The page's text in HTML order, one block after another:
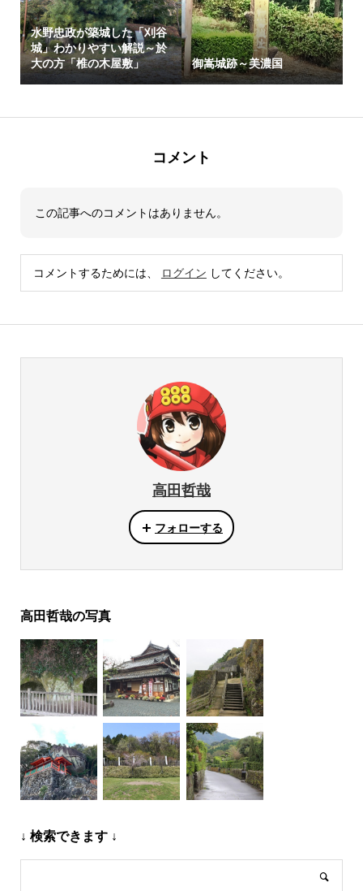
水野忠政が築城した「刈谷
城」わかりやすい解説～於
大の方「椎の木屋敷」
御嵩城跡～美濃国
コメント
この記事へのコメントはありません。
コメントするためには、 ログイン してください。
高田哲哉
フォローする
高田哲哉の写真
↓ 検索できます ↓